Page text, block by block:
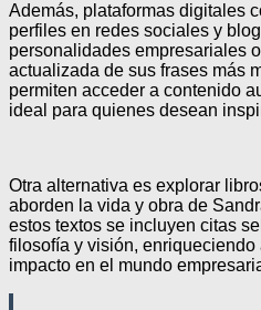
Además, plataformas digitales
perfiles en redes sociales y
personalidades empresariales
actualizada de sus frases más
permiten acceder a contenido
ideal para quienes desean
Otra alternativa es explorar
aborden la vida y obra de
estos textos se incluyen citas
filosofía y visión,
impacto en el mundo